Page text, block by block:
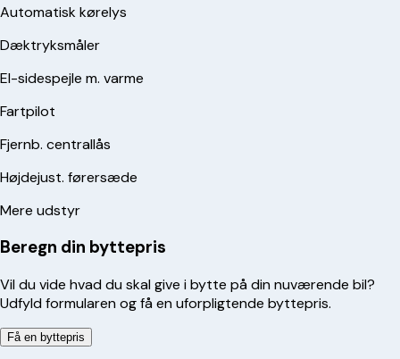
Automatisk kørelys
Dæktryksmåler
El-sidespejle m. varme
Fartpilot
Fjernb. centrallås
Højdejust. førersæde
Mere udstyr
Beregn din byttepris
Vil du vide hvad du skal give i bytte på din nuværende bil?
Udfyld formularen og få en uforpligtende byttepris.
Få en byttepris